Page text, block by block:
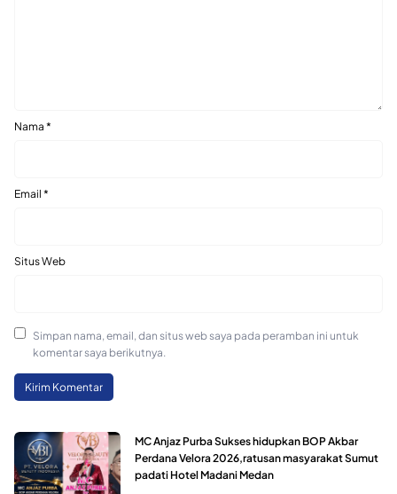
Nama *
Email *
Situs Web
Simpan nama, email, dan situs web saya pada peramban ini untuk
komentar saya berikutnya.
MC Anjaz Purba Sukses hidupkan BOP Akbar
Perdana Velora 2026,ratusan masyarakat Sumut
padati Hotel Madani Medan